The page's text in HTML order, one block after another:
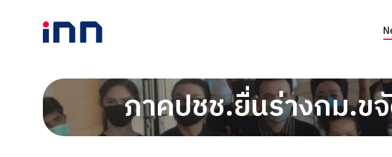
ภาคปชช.ยื่นร่างกม.ข